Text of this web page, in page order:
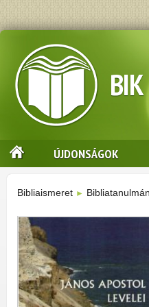
ÚJDONSÁGOK
Bibliaismeret ►